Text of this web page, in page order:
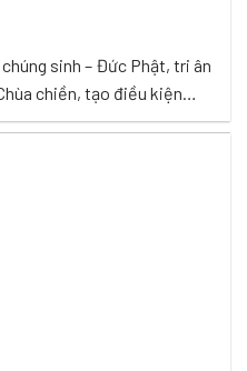
sinh – Đức Phật, tri ân
chiền, tạo điều kiện
người được nương nhờ Tam